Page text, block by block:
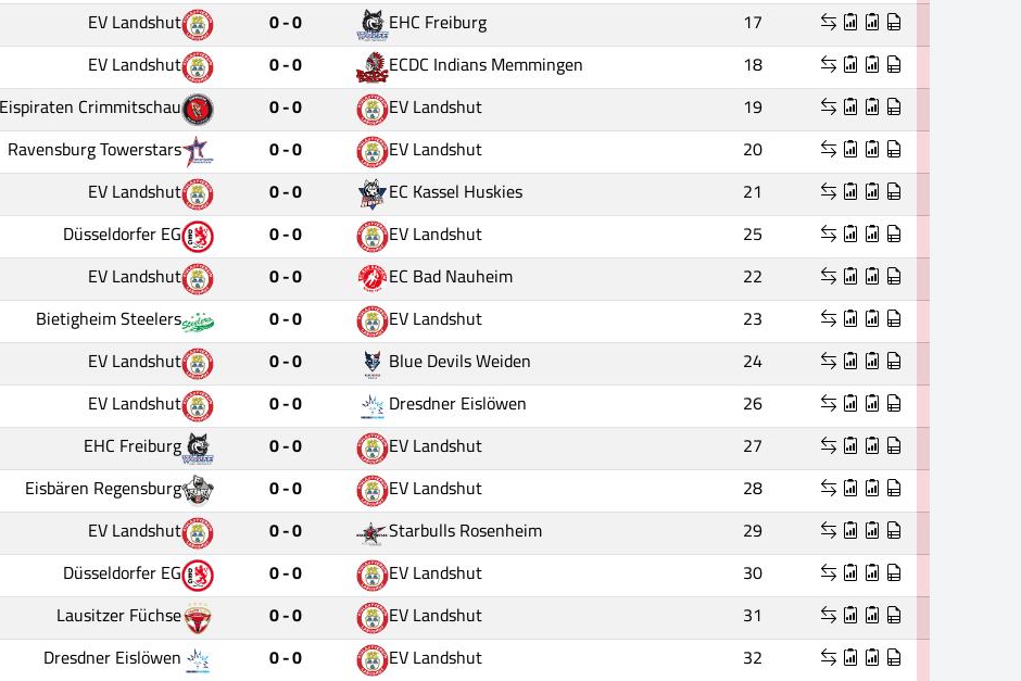
EV Landshut 0 - 0 EHC Freiburg
17
EV Landshut 0 - 0 ECDC Indians Memmingen
18
Eispiraten Crimmitschau 0 - 0 EV Landshut
19
Ravensburg Towerstars 0 - 0 EV Landshut
20
EV Landshut 0 - 0 EC Kassel Huskies
21
Düsseldorfer EG 0 - 0 EV Landshut
25
EV Landshut 0 - 0 EC Bad Nauheim
22
Bietigheim Steelers 0 - 0 EV Landshut
23
EV Landshut 0 - 0 Blue Devils Weiden
24
EV Landshut 0 - 0 Dresdner Eislöwen
26
EHC Freiburg 0 - 0 EV Landshut
27
Eisbären Regensburg 0 - 0 EV Landshut
28
EV Landshut 0 - 0 Starbulls Rosenheim
29
Düsseldorfer EG 0 - 0 EV Landshut
30
Lausitzer Füchse 0 - 0 EV Landshut
31
Dresdner Eislöwen 0 - 0 EV Landshut
32